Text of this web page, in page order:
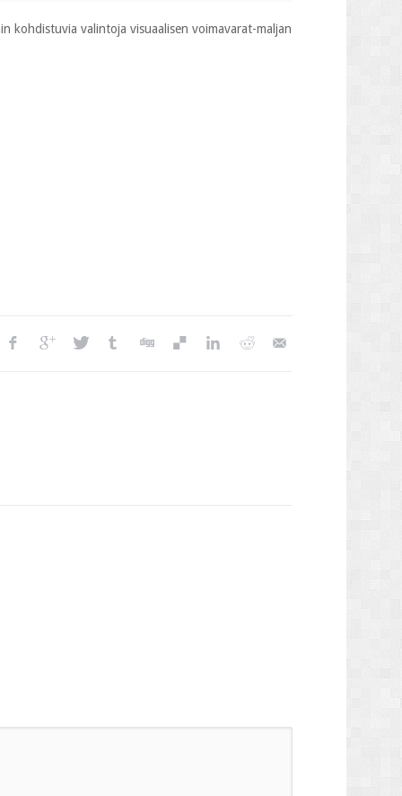
kohdistuvia valintoja visuaalisen voimavarat-maljan